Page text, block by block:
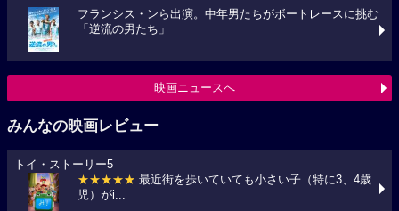
フランシス・ンら出演。中年男たちがボートレースに挑む
「逆流の男たち」
映画ニュースへ
みんなの映画レビュー
トイ・ストーリー5
★★★★★ 最近街を歩いていても小さい子（特に3、4歳
児）がi...